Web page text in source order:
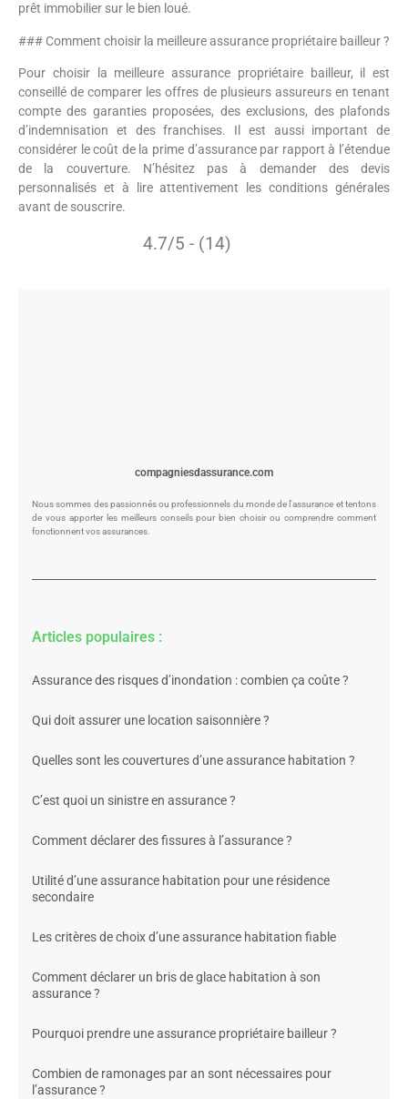
prêt immobilier sur le bien loué.
### Comment choisir la meilleure assurance propriétaire bailleur ?
Pour choisir la meilleure assurance propriétaire bailleur, il est
conseillé de comparer les offres de plusieurs assureurs en tenant
compte des garanties proposées, des exclusions, des plafonds
d’indemnisation et des franchises. Il est aussi important de
considérer le coût de la prime d’assurance par rapport à l’étendue
de la couverture. N’hésitez pas à demander des devis
personnalisés et à lire attentivement les conditions générales
avant de souscrire.
4.7/5 - (14)
compagniesdassurance.com
Nous sommes des passionnés ou professionnels du monde de l'assurance et tentons
de vous apporter les meilleurs conseils pour bien choisir ou comprendre comment
fonctionnent vos assurances.
Articles populaires :
Assurance des risques d’inondation : combien ça coûte ?
Qui doit assurer une location saisonnière ?
Quelles sont les couvertures d’une assurance habitation ?
C’est quoi un sinistre en assurance ?
Comment déclarer des fissures à l’assurance ?
Utilité d’une assurance habitation pour une résidence
secondaire
Les critères de choix d’une assurance habitation fiable
Comment déclarer un bris de glace habitation à son
assurance ?
Pourquoi prendre une assurance propriétaire bailleur ?
Combien de ramonages par an sont nécessaires pour
l’assurance ?